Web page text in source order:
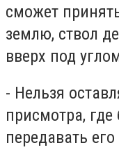
сможет
землю, ствол
вверх под
- Нельзя
присмотра,
передавать